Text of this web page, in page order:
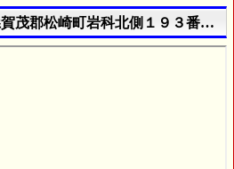
賀茂郡松崎町岩科北側１９３番地)